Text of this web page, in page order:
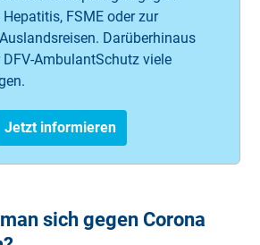
FSME oder zur
Darüberhinaus
DFV-AmbulantSchutz viele
Jetzt informieren
sich gegen Corona